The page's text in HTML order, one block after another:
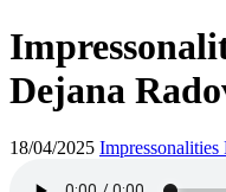
Dejana
18/04/2025 Impressonalities